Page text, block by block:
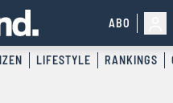
ABO
LIFESTYLE RANKINGS